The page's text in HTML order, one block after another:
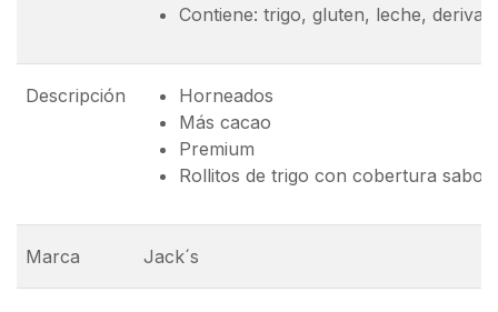
Contiene: trigo, gluten, leche,
Descripción
Horneados
Más cacao
Premium
Rollitos de trigo con cobertura
Marca Jack´s